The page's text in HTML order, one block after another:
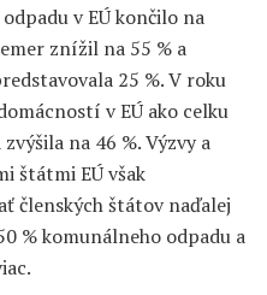
v EÚ končilo na
znížil na 55 % a
25 %. V roku
v EÚ ako celku
na 46 %. Výzvy a
štátmi EÚ však
členských štátov naďalej
% komunálneho odpadu a